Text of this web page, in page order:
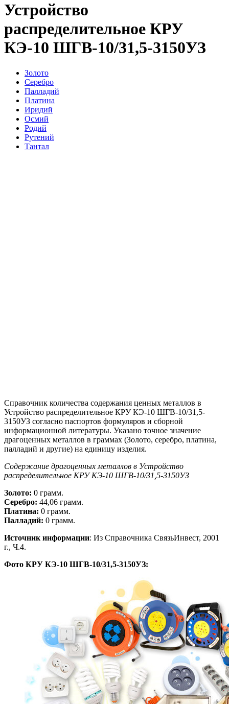
Устройство
распределительное КРУ
КЭ-10 ШГВ-10/31,5-3150УЗ
Золото
Серебро
Палладий
Платина
Иридий
Осмий
Родий
Рутений
Тантал
Справочник количества содержания ценных металлов в
Устройство распределительное КРУ КЭ-10 ШГВ-10/31,5-
3150УЗ согласно паспортов формуляров и сборной
информационной литературы. Указано точное значение
драгоценных металлов в граммах (Золото, серебро, платина,
палладий и другие) на единицу изделия.
Содержание драгоценных металлов в Устройство
распределительное КРУ КЭ-10 ШГВ-10/31,5-3150УЗ
Золото: 0 грамм.
Серебро: 44,06 грамм.
Платина: 0 грамм.
Палладий: 0 грамм.
Источник информации: Из Справочника СвязьИнвест, 2001
г., Ч.4.
Фото КРУ КЭ-10 ШГВ-10/31,5-3150УЗ: